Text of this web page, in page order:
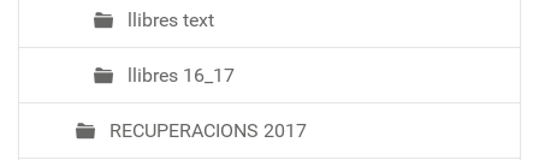
llibres text
llibres 16_17
RECUPERACIONS 2017